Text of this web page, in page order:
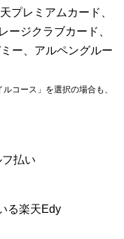
プレミアムカード、
ージクラブカード、
ー、アルペングルー
コース」を選択の場合も、
払い
る楽天Edy